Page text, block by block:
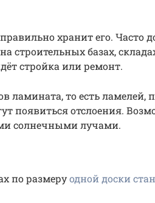
хранит его. Часто
базах,
стройка или ремонт.
ламината, то есть ламелей,
появиться отслоения.
солнечными лучами.
по размеруодной доски